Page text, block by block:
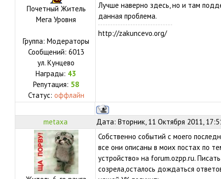
Почетный Житель
Мега Уровня
Группа: Модераторы
Сообщений: 6013
ул. Кунцево
Награды: 43
Репутация: 58
Статус: оффлайн
Лучше наверно здесь, но и там
данная проблема.
http://zakuncevo.org/
metaxa Дата: Вторник, 11 Октября 2011,
Собственно событий с моего
все они описаны в моих постах по
устройство» на forum.ozpp.ru.
созрела,осталось дождаться